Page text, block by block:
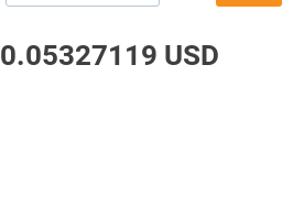
0.05327119 USD